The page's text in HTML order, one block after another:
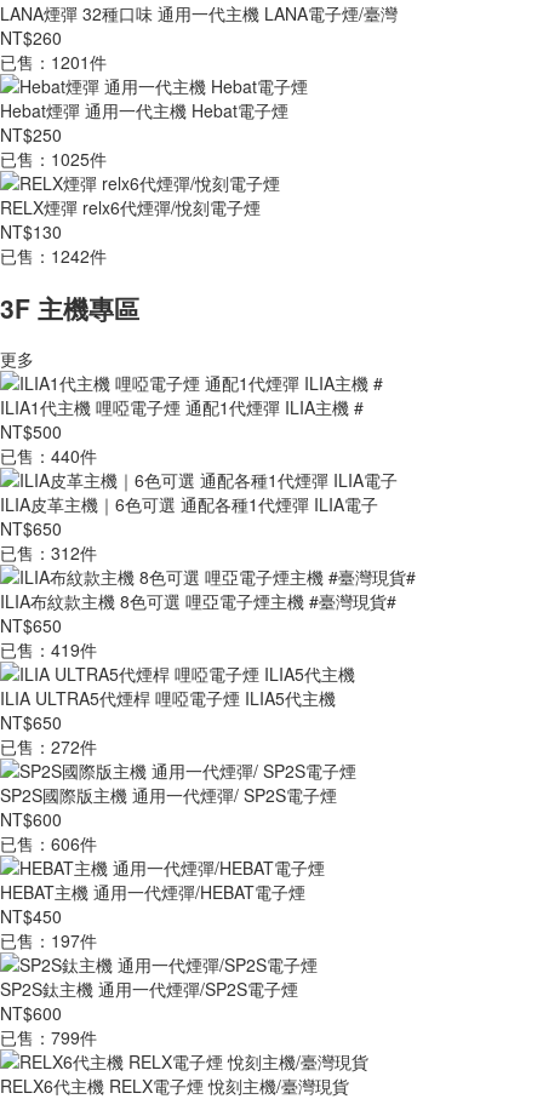
LANA煙彈 32種口味 通用一代主機 LANA電子煙/臺灣
NT$260
已售：1201件
Hebat煙彈 通用一代主機 Hebat電子煙
NT$250
已售：1025件
RELX煙彈 relx6代煙彈/悅刻電子煙
NT$130
已售：1242件
3F 主機專區
更多
ILIA1代主機 哩啞電子煙 通配1代煙彈 ILIA主機 #
NT$500
已售：440件
ILIA皮革主機｜6色可選 通配各種1代煙彈 ILIA電子
NT$650
已售：312件
ILIA布紋款主機 8色可選 哩亞電子煙主機 #臺灣現貨#
NT$650
已售：419件
ILIA ULTRA5代煙桿 哩啞電子煙 ILIA5代主機
NT$650
已售：272件
SP2S國際版主機 通用一代煙彈/ SP2S電子煙
NT$600
已售：606件
HEBAT主機 通用一代煙彈/HEBAT電子煙
NT$450
已售：197件
SP2S鈦主機 通用一代煙彈/SP2S電子煙
NT$600
已售：799件
RELX6代主機 RELX電子煙 悅刻主機/臺灣現貨